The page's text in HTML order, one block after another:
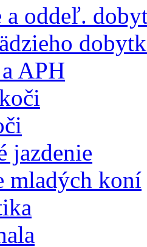
a oddeľ.
APH
jazdenie
mladých koní